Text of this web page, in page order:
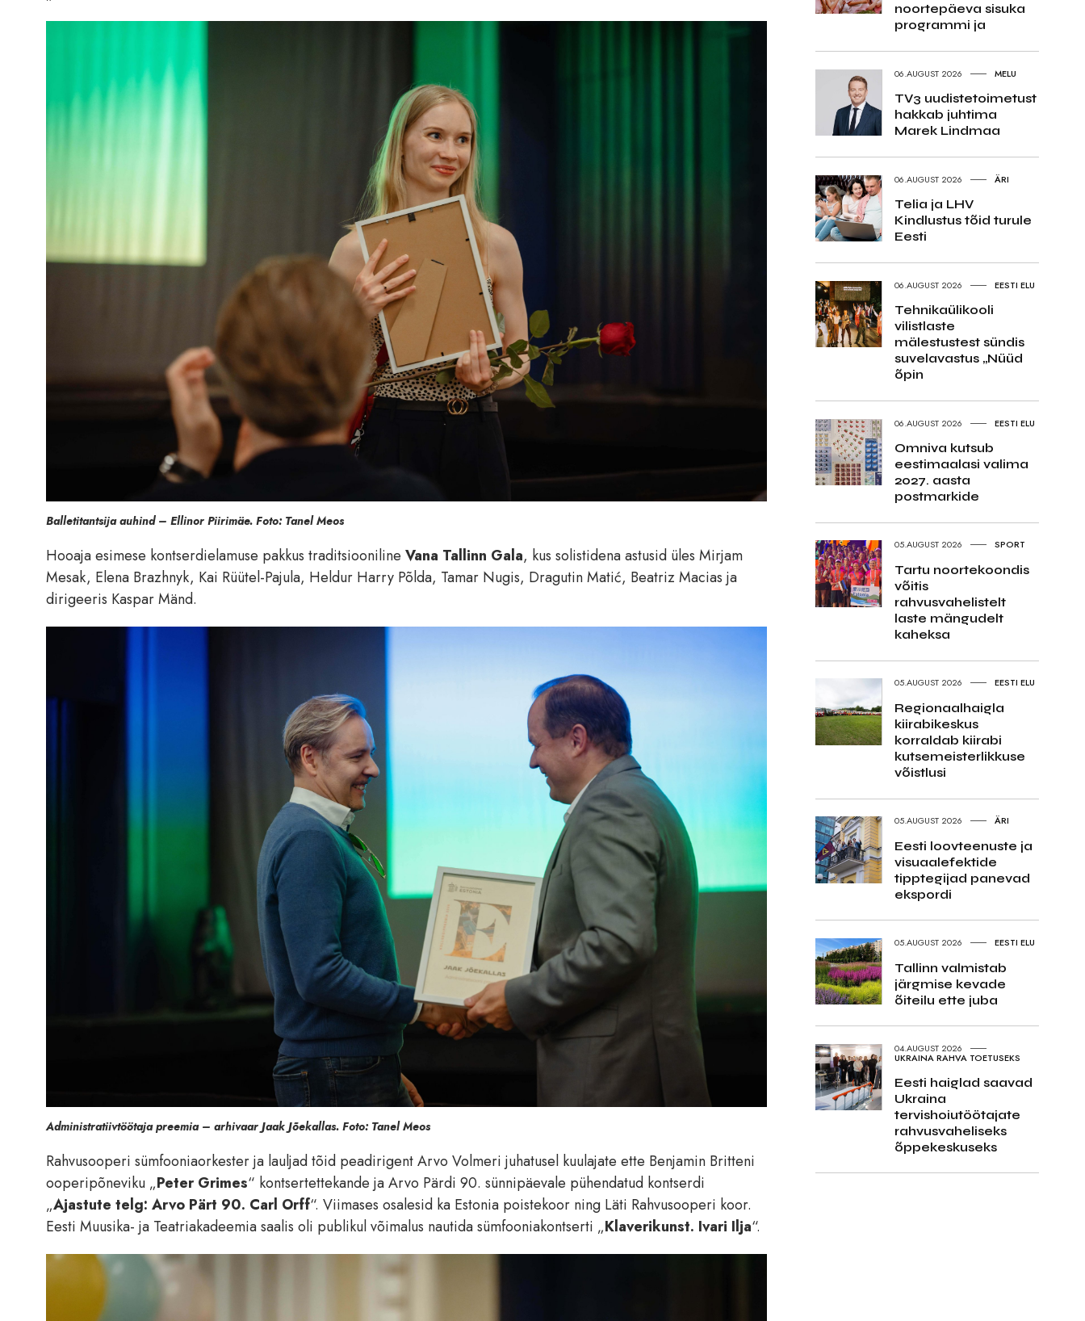
Balletitantsija auhind – Ellinor Piirimäe. Foto: Tanel Meos
Hooaja esimese kontserdielamuse pakkus traditsiooniline Vana Tallinn Gala, kus solistidena astusid üles Mirjam
Mesak, Elena Brazhnyk, Kai Rüütel-Pajula, Heldur Harry Põlda, Tamar Nugis, Dragutin Matić, Beatriz Macias ja
dirigeeris Kaspar Mänd.
Administratiivtöötaja preemia – arhivaar Jaak Jõekallas. Foto: Tanel Meos
Rahvusooperi sümfooniaorkester ja lauljad tõid peadirigent Arvo Volmeri juhatusel kuulajate ette Benjamin Britteni
ooperipõneviku „Peter Grimes“ kontsertettekande ja Arvo Pärdi 90. sünnipäevale pühendatud kontserdi
„Ajastute telg: Arvo Pärt 90. Carl Orff“. Viimases osalesid ka Estonia poistekoor ning Läti Rahvusooperi koor.
Eesti Muusika- ja Teatriakadeemia saalis oli publikul võimalus nautida sümfooniakontserti „Klaverikunst. Ivari Ilja“.
noortepäeva sisuka
programmi ja
06.AUGUST 2026 MELU
TV3 uudistetoimetust
hakkab juhtima
Marek Lindmaa
06.AUGUST 2026 ÄRI
Telia ja LHV
Kindlustus tõid turule
Eesti
06.AUGUST 2026 EESTI ELU
Tehnikaülikooli
vilistlaste
mälestustest sündis
suvelavastus „Nüüd
õpin
06.AUGUST 2026 EESTI ELU
Omniva kutsub
eestimaalasi valima
2027. aasta
postmarkide
05.AUGUST 2026 SPORT
Tartu noortekoondis
võitis
rahvusvahelistelt
laste mängudelt
kaheksa
05.AUGUST 2026 EESTI ELU
Regionaalhaigla
kiirabikeskus
korraldab kiirabi
kutsemeisterlikkuse
võistlusi
05.AUGUST 2026 ÄRI
Eesti loovteenuste ja
visuaalefektide
tipptegijad panevad
ekspordi
05.AUGUST 2026 EESTI ELU
Tallinn valmistab
järgmise kevade
õiteilu ette juba
04.AUGUST 2026
UKRAINA RAHVA TOETUSEKS
Eesti haiglad saavad
Ukraina
tervishoiutöötajate
rahvusvaheliseks
õppekeskuseks